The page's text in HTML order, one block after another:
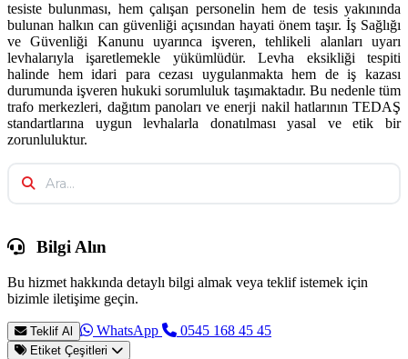
tesiste bulunması, hem çalışan personelin hem de tesis yakınında
bulunan halkın can güvenliği açısından hayati önem taşır. İş Sağlığı
ve Güvenliği Kanunu uyarınca işveren, tehlikeli alanları uyarı
levhalarıyla işaretlemekle yükümlüdür. Levha eksikliği tespiti
halinde hem idari para cezası uygulanmakta hem de iş kazası
durumunda işveren hukuki sorumluluk taşımaktadır. Bu nedenle tüm
trafo merkezleri, dağıtım panoları ve enerji nakil hatlarının TEDAŞ
standartlarına uygun levhalarla donatılması yasal ve etik bir
zorunluluktur.
Bilgi Alın
Bu hizmet hakkında detaylı bilgi almak veya teklif istemek için
bizimle iletişime geçin.
Teklif Al WhatsApp 0545 168 45 45
Etiket Çeşitleri